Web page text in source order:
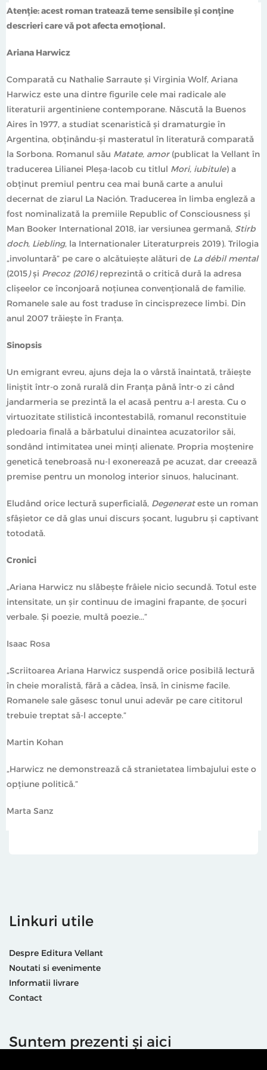
„Harwicz ne demonstrează că stranietatea limbajului
Atenție: acest roman tratează teme sensibile și conține
descrieri care vă pot afecta emoțional.
Ariana Harwicz
Comparată cu Nathalie Sarraute și Virginia Wolf, Ariana
Harwicz este una dintre figurile cele mai radicale ale
literaturii argentiniene contemporane. Născută la Buenos
Aires în 1977, a studiat scenaristică și dramaturgie în
Argentina, obținându-și masteratul în literatură comparată
la Sorbona. Romanul său Matate, amor(publicat la Vellant în
traducerea Lilianei Pleșa-Iacob cu titlul Mori, iubitule) a
obținut premiul pentru cea mai bună carte a anului
decernat de ziarul La Nación. Traducerea în limba engleză a
fost nominalizată la premiile Republic of Consciousness și
Man Booker International 2018, iar versiunea germană, Stirb
doch, Liebling, la Internationaler Literaturpreis 2019). Trilogia
„involuntară” pe care o alcătuiește alături de La débil mental
(2015)și Precoz (2016)reprezintă o critică dură la adresa
clișeelor ce înconjoară noțiunea convențională de familie.
Romanele sale au fost traduse în cincisprezece limbi. Din
anul 2007 trăiește în Franța.
Sinopsis
Un emigrant evreu, ajuns deja la o vârstă înaintată, trăiește
liniștit într-o zonă rurală din Franța până într-o zi când
jandarmeria se prezintă la el acasă pentru a-l aresta. Cu o
virtuozitate stilistică incontestabilă, romanul reconstituie
pledoaria finală a bărbatului dinaintea acuzatorilor săi,
sondând intimitatea unei minți alienate. Propria moștenire
genetică tenebroasă nu-l exonerează pe acuzat, dar creează
premise pentru un monolog interior sinuos, halucinant.
Eludând orice lectură superficială, Degenerateste un roman
sfâșietor ce dă glas unui discurs șocant, lugubru și captivant
totodată.
Cronici
„Ariana Harwicz nu slăbește frâiele nicio secundă. Totul este
intensitate, un șir continuu de imagini frapante, de șocuri
verbale. Și poezie, multă poezie...”
Isaac Rosa
„Scriitoarea Ariana Harwicz suspendă orice posibilă lectură
în cheie moralistă, fără a cădea, însă, în cinisme facile.
Romanele sale găsesc tonul unui adevăr pe care cititorul
trebuie treptat să-l accepte.”
Martin Kohan
„Harwicz ne demonstrează că stranietatea limbajului este o
opțiune politică.”
Marta Sanz
Linkuri utile
Despre Editura Vellant
Noutati si evenimente
Informatii livrare
Contact
Suntem prezenti și aici